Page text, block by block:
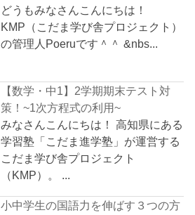
どうもみなさんこんにちは！
KMP（こだま学び舎プロジェクト）
の管理人Poeruです＾＾ &nbs...
【数学・中1】2学期期末テスト対
策！~1次方程式の利用~
みなさんこんにちは！ 高知県にある
学習塾「こだま進学塾」が運営する
こだま学び舎プロジェクト
（KMP）。 ...
小中学生の国語力を伸ばす３つの方